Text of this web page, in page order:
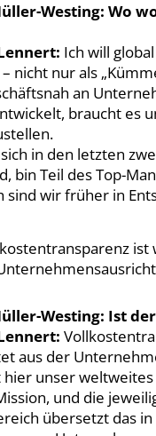
Westing: Wo
Ich will
nicht nur als
an
braucht es
in den letzten
bin Teil des Top-
sind wir früher in
Westing: Ist
aus der
unser
und die
übersetzt das